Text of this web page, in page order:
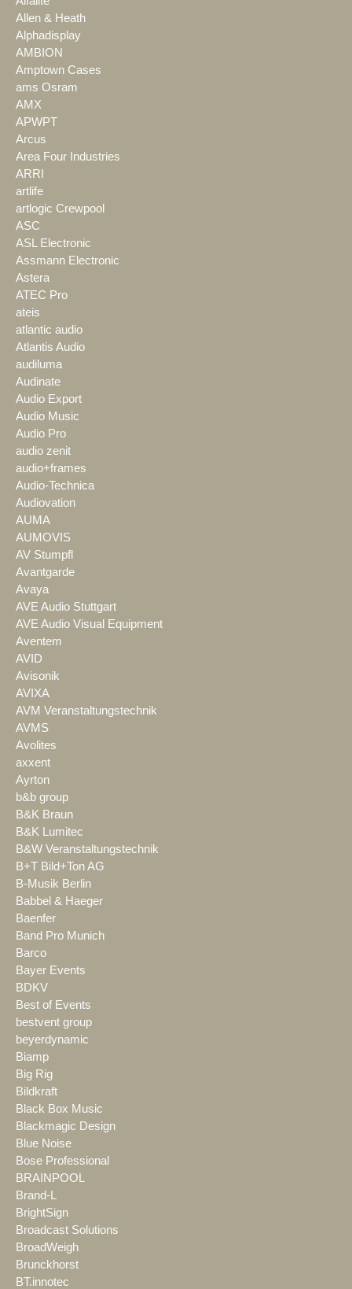
Allen & Heath
Alphadisplay
AMBION
Amptown Cases
ams Osram
AMX
APWPT
Arcus
Area Four Industries
ARRI
artlife
artlogic Crewpool
ASC
ASL Electronic
Assmann Electronic
Astera
ATEC Pro
ateis
atlantic audio
Atlantis Audio
audiluma
Audinate
Audio Export
Audio Music
Audio Pro
audio zenit
audio+frames
Audio-Technica
Audiovation
AUMA
AUMOVIS
AV Stumpfl
Avantgarde
Avaya
AVE Audio Stuttgart
AVE Audio Visual Equipment
Aventem
AVID
Avisonik
AVIXA
AVM Veranstaltungstechnik
AVMS
Avolites
axxent
Ayrton
b&b group
B&K Braun
B&K Lumitec
B&W Veranstaltungstechnik
B+T Bild+Ton AG
B-Musik Berlin
Babbel & Haeger
Baenfer
Band Pro Munich
Barco
Bayer Events
BDKV
Best of Events
bestvent group
beyerdynamic
Biamp
Big Rig
Bildkraft
Black Box Music
Blackmagic Design
Blue Noise
Bose Professional
BRAINPOOL
Brand-L
BrightSign
Broadcast Solutions
BroadWeigh
Brunckhorst
BT.innotec